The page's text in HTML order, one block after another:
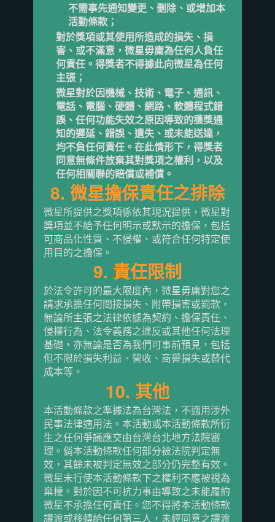
不需事先通知變更、刪除、或增加本
活動條款；
對於獎項或其使用所造成的損失、損
害、或不滿意，微星毋庸為任何人負任
何責任。得獎者不得據此向微星為任何
主張；
微星對於因機械、技術、電子、通訊、
電話、電腦、硬體、網路、軟體程式錯
誤、任何功能失效之原因導致的獲獎通
知的遲延、錯誤、遺失、或未能送達，
均不負任何責任。在此情形下，得獎者
同意無條件放棄其對獎項之權利，以及
任何相關聯的賠償或補償。
8. 微星擔保責任之排除
微星所提供之獎項係依其現況提供，微星對
獎項並不給予任何明示或默示的擔保，包括
可商品化性質、不侵權、或符合任何特定使
用目的之擔保。
9. 責任限制
於法令許可的最大限度內，微星毋庸對您之
請求承擔任何間接損失、附帶損害或罰款，
無論所主張之法律依據為契約、擔保責任、
侵權行為、法令義務之違反或其他任何法理
基礎，亦無論是否為我們可事前預見，包括
但不限於損失利益、營收、商譽損失或替代
成本等。
10. 其他
本活動條款之準據法為台灣法，不適用涉外
民事法律適用法。本活動或本活動條款所衍
生之任何爭議應交由台灣台北地方法院審
理。倘本活動條款任何部分被法院判定無
效，其餘未被判定無效之部分仍完整有效。
微星未行使本活動條款下之權利不應被視為
棄權。對於因不可抗力事由導致之未能履約
微星不承擔任何責任。您不得將本活動條款
讓渡或移轉給任何第三人，未經同意之讓渡